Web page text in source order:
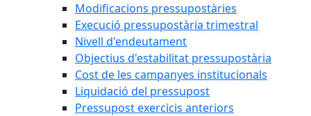
Modificacions pressupostàries
Execució pressupostària trimestral
Nivell d'endeutament
Objectius d'estabilitat pressupostària
Cost de les campanyes institucionals
Liquidació del pressupost
Pressupost exercicis anteriors